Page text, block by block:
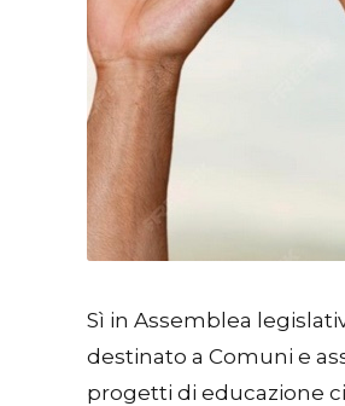
Sì in Assemblea
destinato a Comuni e
progetti di educazione